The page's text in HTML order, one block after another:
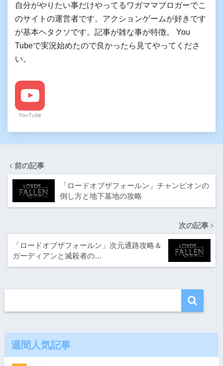
自分がやりたい事だけやってるワガママブロガーでこ
のサイトの運営者です。アクションゲームが好きです
が基本ヘタクソです。記事が雑な事が特徴。 You
Tubeで実況始めたので良かったら見てやってくださ
い。
YouTube
前の記事
「ロードオブザフォールン」チャンピオンの
倒し方と地下墓地の攻略
次の記事
「ロードオブザフォールン」次元通路攻略＆
ガーディアンと滅殺者の…
週間人気記事